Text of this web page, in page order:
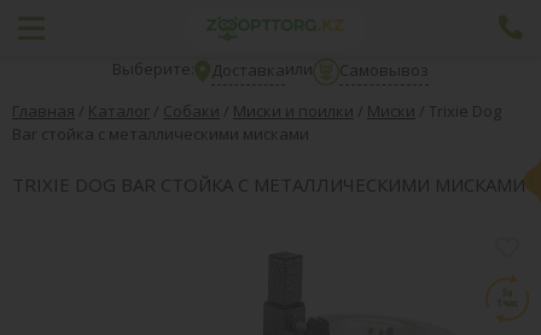
Выберите: Доставкаили
Самовывоз
Главная / Каталог / Собаки / Миски и поилки / Миски / Trixie Dog
Bar стойка с металлическими мисками
TRIXIE DOG BAR СТОЙКА С МЕТАЛЛИЧЕСКИМИ МИСКАМИ